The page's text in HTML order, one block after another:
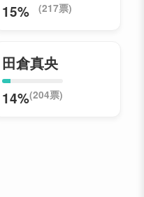
15% (217票)
田倉真央
14%(204票)